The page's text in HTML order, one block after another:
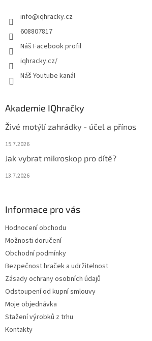
info@iqhracky.cz
608807817
Náš Facebook profil
iqhracky.cz/
Náš Youtube kanál
Akademie IQhračky
Živé motýlí zahrádky - účel a přínos
15.7.2026
Jak vybrat mikroskop pro dítě?
13.7.2026
Informace pro vás
Hodnocení obchodu
Možnosti doručení
Obchodní podmínky
Bezpečnost hraček a udržitelnost
Zásady ochrany osobních údajů
Odstoupení od kupní smlouvy
Moje objednávka
Stažení výrobků z trhu
Kontakty